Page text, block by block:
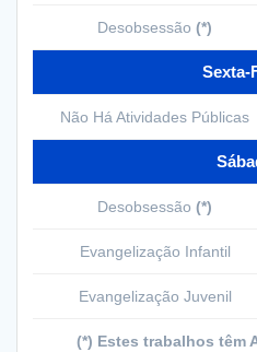
Desobsessão (*)
Sexta-
Não Há Atividades Públicas
Desobsessão (*)
Evangelização Infantil
Evangelização Juvenil
(*) Estes trabalhos têm